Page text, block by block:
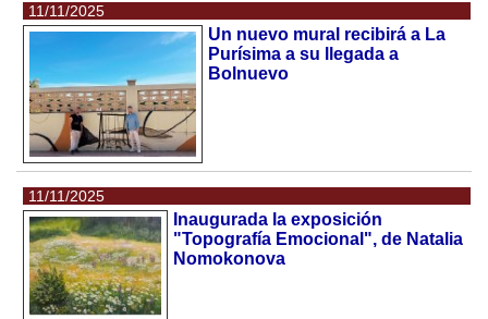
11/11/2025
Un nuevo mural recibirá a La
Purísima a su llegada a
Bolnuevo
11/11/2025
Inaugurada la exposición
"Topografía Emocional", de Natalia
Nomokonova